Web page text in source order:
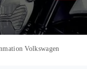
Volkswagen